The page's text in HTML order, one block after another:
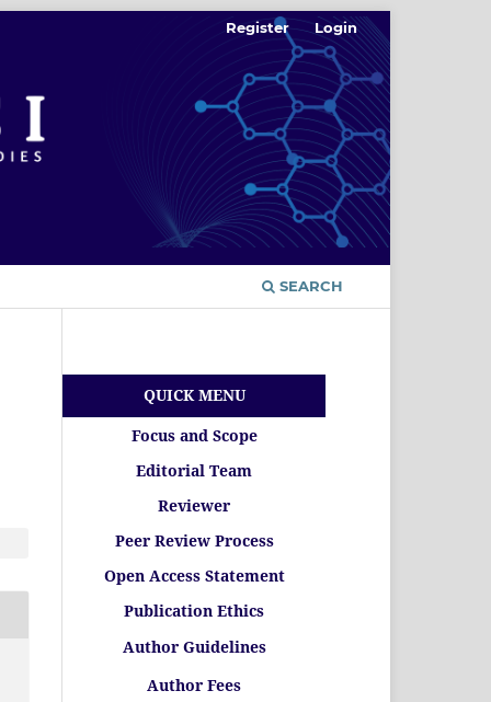
SEARCH
Register Login
QUICK MENU
Focus and Scope
Editorial Team
Reviewer
Peer Review Process
Open Access Statement
Publication Ethics
Author Guidelines
Author Fees